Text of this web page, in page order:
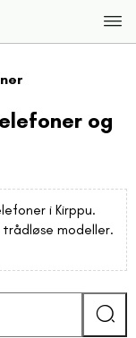
og
i Kirppu.
modeller.